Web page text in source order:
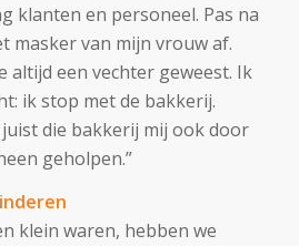
klanten en personeel. Pas na
masker van mijn vrouw af.
altijd een vechter geweest. Ik
ik stop met de bakkerij.
die bakkerij mij ook door
geholpen.”
klein waren, hebben we